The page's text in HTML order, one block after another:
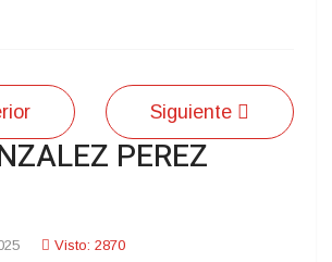
Siguiente
PEREZ
Visto: 2870